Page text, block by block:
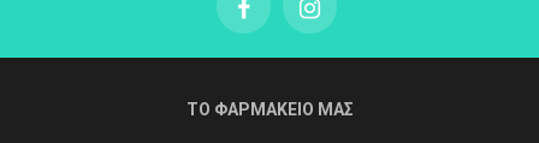
ΤΟ ΦΑΡΜΑΚΕΙΟ ΜΑΣ